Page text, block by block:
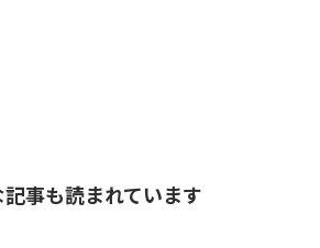
記事も読まれています